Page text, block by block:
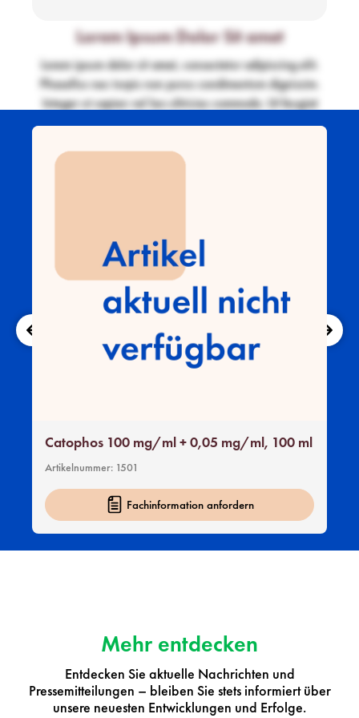
Lorem Ipsum Dolor Sit amet
Lorem ipsum dolor sit amet, consectetur adipiscing elit.
Phasellus nec turpis non purus condimentum dignissim.
Integer ut sapien vel leo ultricies commodo. Ut feugiat
diam nec tellus pulvinar, ac consequat libero porta. Sed
fringilla dui. In hac habitasse platea dictumst. Quisque ut
nunc facilisis. Maecenas aliquam nulla eu arcu gravida,
vitae molestie enim scelerisque.
Catophos 100 mg/ml + 0,05 mg/ml, 100 ml
Artikelnummer: 1501
Fachinformation anfordern
Mehr entdecken
Entdecken Sie aktuelle Nachrichten und
Pressemitteilungen – bleiben Sie stets informiert über
unsere neuesten Entwicklungen und Erfolge.